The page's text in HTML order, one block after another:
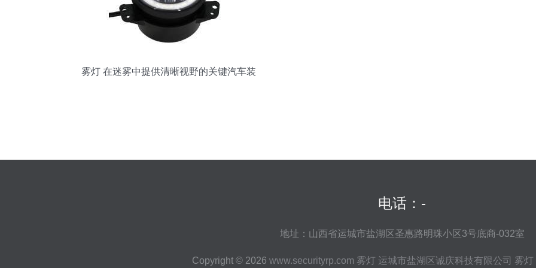
质的视综控思考。稍为你全新阐述如何专
业聚焦明确…这里。我们切换到同目标正
规 ‘汽车雾灯模选购及辅助专家详解专集典
境制焦典写作精装文本如下——', part 整对
雾灯 在迷雾中提供清晰视野的关键汽车装
电话：-
地址：山西省运城市盐湖区圣惠路明珠小区3号底商-032室
Copyright © 2026 www.securityrp.com 雾灯 运城市盐湖区诚庆科技有限公司 雾灯